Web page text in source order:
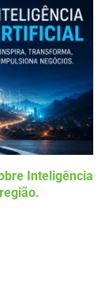
Inteligência